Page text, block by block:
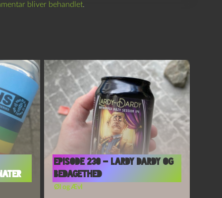
bliver behandlet.
Episode 230 – Lardy Dardy og
Bedagethed
Øl og Ævl